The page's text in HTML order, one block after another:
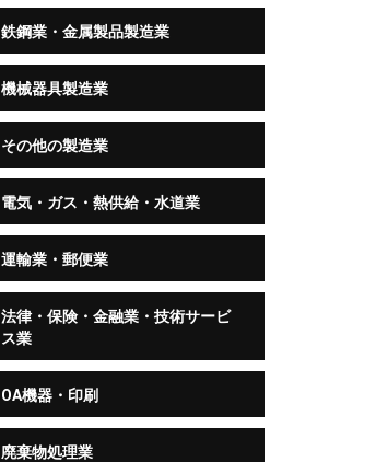
鉄鋼業・金属製品製造業
機械器具製造業
その他の製造業
電気・ガス・熱供給・水道業
運輸業・郵便業
法律・保険・金融業・技術サービ
ス業
OA機器・印刷
廃棄物処理業